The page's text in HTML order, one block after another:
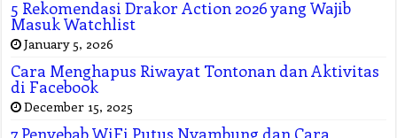
5 Rekomendasi Drakor Action 2026 yang Wajib
Masuk Watchlist
January 5, 2026
Cara Menghapus Riwayat Tontonan dan Aktivitas
di Facebook
December 15, 2025
7 Penyebab WiFi Putus Nyambung dan Cara